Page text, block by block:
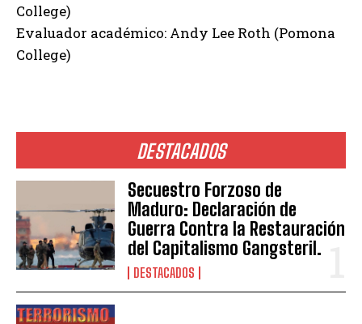
DESTACADOS
Secuestro Forzoso de
Maduro: Declaración de
Guerra Contra la Restauración
del Capitalismo Gangsteril.
DESTACADOS
College)
Evaluador académico: Andy Lee Roth (Pomona
College)